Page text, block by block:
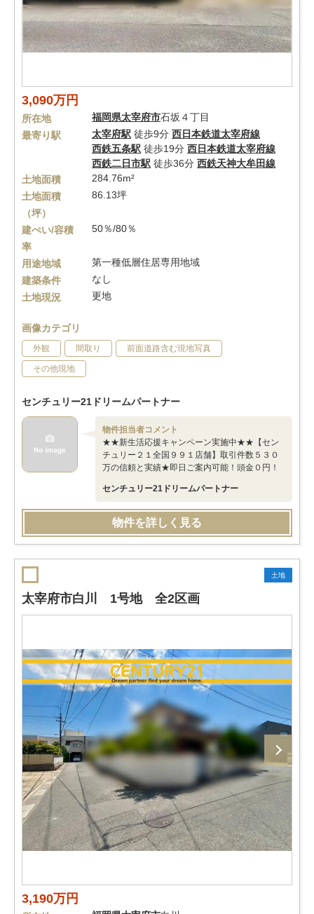
3,090万円
所在地 福岡県太宰府市石坂４丁目
最寄り駅
太宰府駅 徒歩9分 西日本鉄道太宰府線
西鉄五条駅 徒歩19分 西日本鉄道太宰府線
西鉄二日市駅 徒歩36分 西鉄天神大牟田線
土地面積
284.76m²
土地面積
（坪）
86.13坪
建ぺい/容積
率
50％/80％
用途地域
第一種低層住居専用地域
建築条件
なし
土地現況
更地
画像カテゴリ
外観 間取り 前面道路含む現地写真
その他現地
センチュリー21ドリームパートナー
物件担当者コメント
★★新生活応援キャンペーン実施中★★【セン
チュリー２１全国９９１店舗】取引件数５３０
万の信頼と実績★即日ご案内可能！頭金０円！
センチュリー21ドリームパートナー
物件を詳しく見る
土地
太宰府市白川 1号地 全2区画
3,190万円